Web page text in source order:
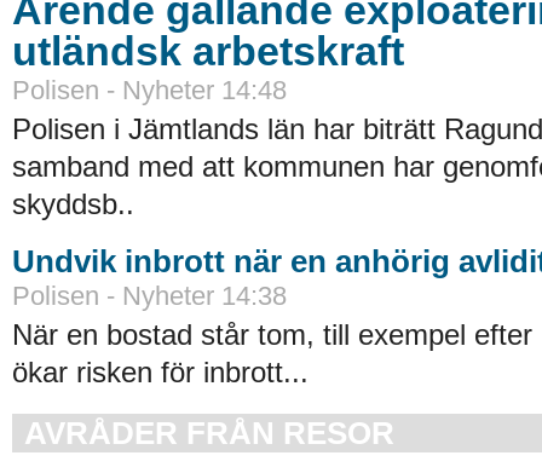
Ärende gällande
utländsk arbetskraft
Polisen - Nyheter 14:48
Polisen i Jämtlands län har biträtt
samband med att kommunen har
skyddsb..
Undvik inbrott när en anhörig
Polisen - Nyheter 14:38
När en bostad står tom, till exempel
ökar risken för inbrott...
AVRÅDER FRÅN RESOR